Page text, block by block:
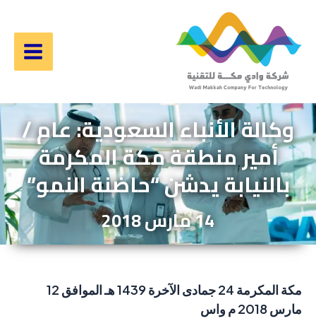
المحتوى
Main
Menu
وكالة الأنباء السعودية: عام /
أمير منطقة مكة المكرمة
بالنيابة يدشن “حاضنة النمو”
14 مارس 2018
مكة المكرمة 24 جمادى الآخرة 1439 هـ الموافق 12
مارس 2018 م واس